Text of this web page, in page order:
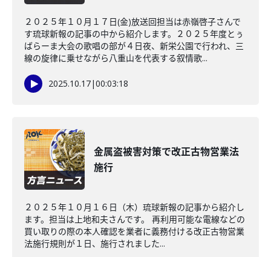
２０２５年１０月１７日(金)放送回担当は赤嶺啓子さんで
す琉球新報の記事の中から紹介します。２０２５年度とぅ
ばらーま大会の歌唱の部が４日夜、新栄公園で行われ、三
線の旋律に乗せながら八重山を代表する叙情歌...
2025.10.17|00:03:18
金属盗被害対策で改正古物営業法
施行
２０２５年１０月１６日（木）琉球新報の記事から紹介し
ます。担当は上地和夫さんです。 再利用可能な電線などの
買い取りの際の本人確認を業者に義務付ける改正古物営業
法施行規則が１日、施行されました...